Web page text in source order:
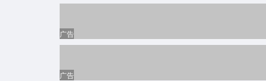
牙科医生
能源化工 水利、水电 制冷、暖通
农林牧渔
广告
广告